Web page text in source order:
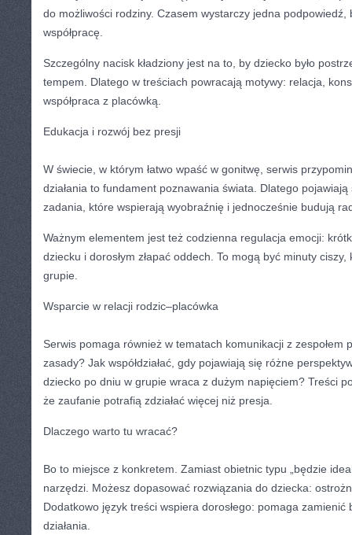
do możliwości rodziny. Czasem wystarczy jedna podpowiedź,
współpracę.
Szczególny nacisk kładziony jest na to, by dziecko było
tempem. Dlatego w treściach powracają motywy: relacja,
współpraca z placówką.
Edukacja i rozwój bez presji
W świecie, w którym łatwo wpaść w gonitwę, serwis
działania to fundament poznawania świata. Dlatego pojawiają
zadania, które wspierają wyobraźnię i jednocześnie budują
Ważnym elementem jest też codzienna regulacja emocji:
dziecku i dorosłym złapać oddech. To mogą być minuty
grupie.
Wsparcie w relacji rodzic–placówka
Serwis pomaga również w tematach komunikacji z zespołem
zasady? Jak współdziałać, gdy pojawiają się różne
dziecko po dniu w grupie wraca z dużym napięciem? Treści
że zaufanie potrafią zdziałać więcej niż presja.
Dlaczego warto tu wracać?
Bo to miejsce z konkretem. Zamiast obietnic typu „będzie
narzędzi. Możesz dopasować rozwiązania do dziecka:
Dodatkowo język treści wspiera dorosłego: pomaga zamienić
działania.